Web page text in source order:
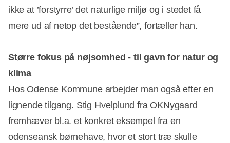
ikke at ’forstyrre’ det naturlige miljø og i stedet få
mere ud af netop det bestående”, fortæller han.
Større fokus på nøjsomhed - til gavn for natur og
klima
Hos Odense Kommune arbejder man også efter en
lignende tilgang. Stig Hvelplund fra OKNygaard
fremhæver bl.a. et konkret eksempel fra en
odenseansk børnehave, hvor et stort træ skulle